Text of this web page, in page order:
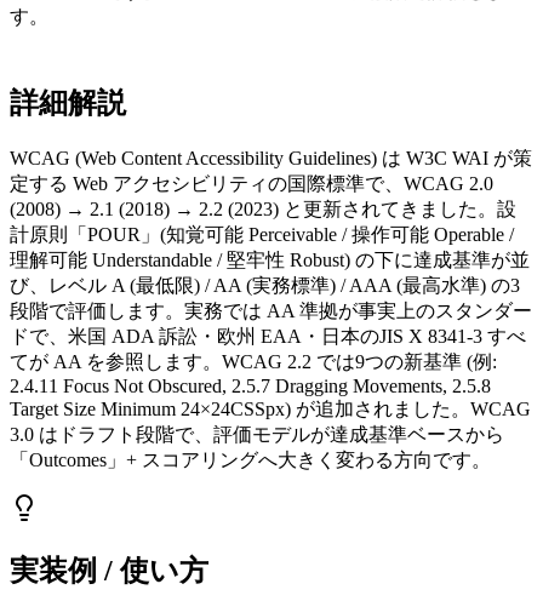
す。
詳細解説
WCAG (Web Content Accessibility Guidelines) は W3C WAI が策
定する Web アクセシビリティの国際標準で、WCAG 2.0
(2008) → 2.1 (2018) → 2.2 (2023) と更新されてきました。設
計原則「POUR」(知覚可能 Perceivable / 操作可能 Operable /
理解可能 Understandable / 堅牢性 Robust) の下に達成基準が並
び、レベル A (最低限) / AA (実務標準) / AAA (最高水準) の3
段階で評価します。実務では AA 準拠が事実上のスタンダー
ドで、米国 ADA 訴訟・欧州 EAA・日本のJIS X 8341-3 すべ
てが AA を参照します。WCAG 2.2 では9つの新基準 (例:
2.4.11 Focus Not Obscured, 2.5.7 Dragging Movements, 2.5.8
Target Size Minimum 24×24CSSpx) が追加されました。WCAG
3.0 はドラフト段階で、評価モデルが達成基準ベースから
「Outcomes」+ スコアリングへ大きく変わる方向です。
実装例 / 使い方